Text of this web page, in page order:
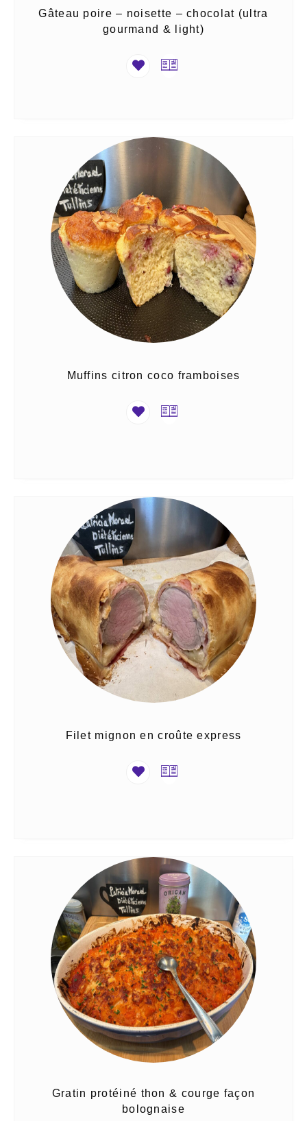
Gâteau poire – noisette – chocolat (ultra
gourmand & light)
Muffins citron coco framboises
Filet mignon en croûte express
Gratin protéiné thon & courge façon
bolognaise